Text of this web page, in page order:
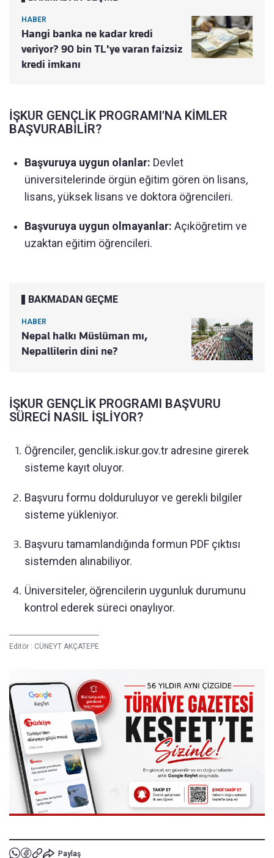
HABER
Hangi banka ne kadar kredi
veriyor? 90 bin TL'ye varan faizsiz
kredi imkanı
İŞKUR GENÇLİK PROGRAMI'NA KİMLER
BAŞVURABİLİR?
Başvuruya uygun olanlar: Devlet
üniversitelerinde örgün eğitim gören ön lisans,
lisans, yüksek lisans ve doktora öğrencileri.
Başvuruya uygun olmayanlar: Açıköğretim ve
uzaktan eğitim öğrencileri.
BAKMADAN GEÇME
HABER
Nepal halkı Müslüman mı,
Nepallilerin dini ne?
İŞKUR GENÇLİK PROGRAMI BAŞVURU
SÜRECİ NASIL İŞLİYOR?
Öğrenciler, genclik.iskur.gov.tr adresine girerek
sisteme kayıt oluyor.
Başvuru formu dolduruluyor ve gerekli bilgiler
sisteme yükleniyor.
Başvuru tamamlandığında formun PDF çıktısı
sistemden alınabiliyor.
Üniversiteler, öğrencilerin uygunluk durumunu
kontrol ederek süreci onaylıyor.
Editör : CÜNEYT AKÇATEPE
Paylaş